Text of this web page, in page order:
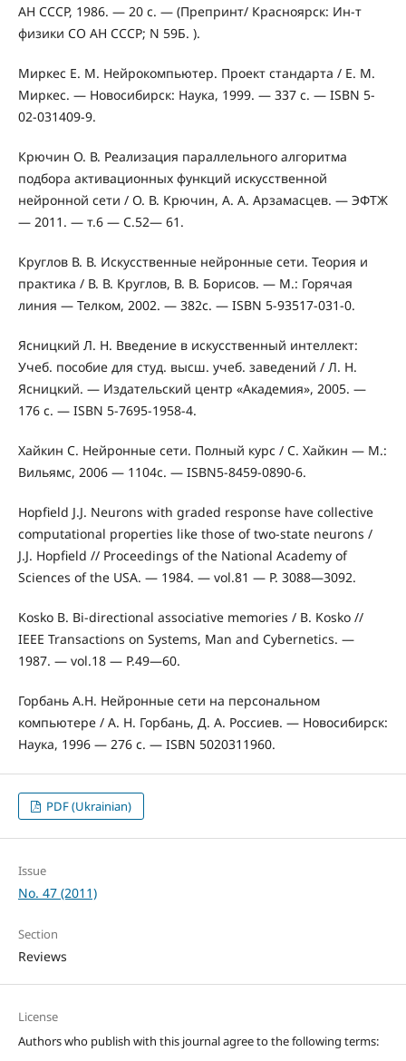
АН СССР, 1986. — 20 с. — (Препринт/ Красноярск: Ин-т
физики СО АН СССР; N 59Б. ).
Миркес Е. М. Нейрокомпьютер. Проект стандарта / Е. М.
Миркес. — Новосибирск: Наука, 1999. — 337 с. — ISBN 5-
02-031409-9.
Крючин О. В. Реализация параллельного алгоритма
подбора активационных функций искусственной
нейронной сети / О. В. Крючин, А. А. Арзамасцев. — ЭФТЖ
— 2011. — т.6 — С.52— 61.
Круглов В. В. Искусственные нейронные сети. Теория и
практика / В. В. Круглов, В. В. Борисов. — М.: Горячая
линия — Телком, 2002. — 382с. — ISBN 5-93517-031-0.
Ясницкий Л. Н. Введение в искусственный интеллект:
Учеб. пособие для студ. высш. учеб. заведений / Л. Н.
Ясницкий. — Издательский центр «Академия», 2005. —
176 с. — ISBN 5-7695-1958-4.
Хайкин С. Нейронные сети. Полный курс / С. Хайкин — М.:
Вильямс, 2006 — 1104с. — ISBN5-8459-0890-6.
Hopfield J.J. Neurons with graded response have collective
computational properties like those of two-state neurons /
J.J. Hopfield // Proceedings of the National Academy of
Sciences of the USA. — 1984. — vol.81 — P. 3088—3092.
Kosko B. Bi-directional associative memories / B. Kosko //
IEEE Transactions on Systems, Man and Cybernetics. —
1987. — vol.18 — P.49—60.
Горбань А.Н. Нейронные сети на персональном
компьютере / А. Н. Горбань, Д. А. Россиев. — Новосибирск:
Наука, 1996 — 276 с. — ISBN 5020311960.
PDF (Ukrainian)
Issue
No. 47 (2011)
Section
Reviews
License
Authors who publish with this journal agree to the following terms: